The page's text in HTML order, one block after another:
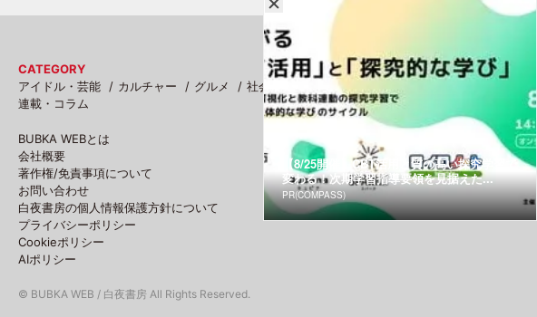
CATEGORY
アイドル・芸能
カルチャー グルメ 社会
連載・コラム
BUBKA WEBとは
会社概要
著作権/免責事項について
お問い合わせ
白夜書房の個人情報保護方針について
プライバシーポリシー
Cookieポリシー
AIポリシー
© BUBKA WEB / 白夜書房 All Rights Reserved.
【8/25開催】CBT活用と質の高い探究学習で
変わる！次期学習指導要領を見据えた...
PR(COMPASS)